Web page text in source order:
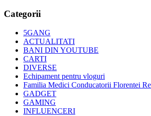
Categorii
5GANG
ACTUALITATI
BANI DIN YOUTUBE
CARTI
DIVERSE
Echipament pentru vloguri
Familia Medici Conducatorii Florentei
GADGET
GAMING
INFLUENCERI